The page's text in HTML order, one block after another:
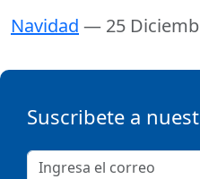
Navidad — 25
Suscribete a